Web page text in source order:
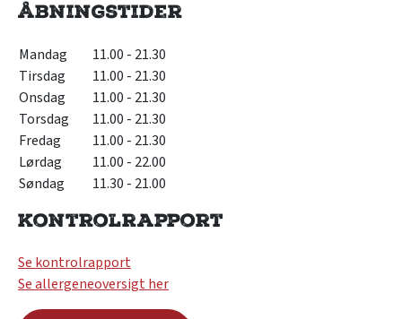
Åbningstider
Mandag
Tirsdag
Onsdag
Torsdag
Fredag
Lørdag
Søndag
11.00 - 21.30
11.00 - 21.30
11.00 - 21.30
11.00 - 21.30
11.00 - 21.30
11.00 - 22.00
11.30 - 21.00
Kontrolrapport
Se kontrolrapport
Se allergeneoversigt her